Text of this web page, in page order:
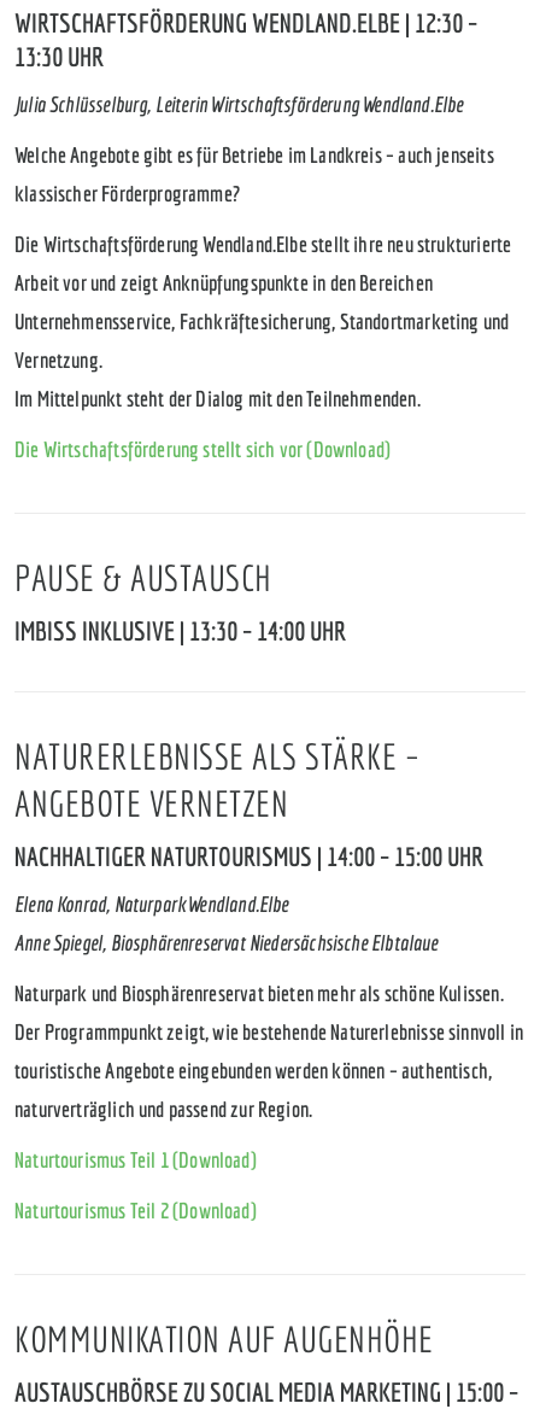
WIRTSCHAFTSFÖRDERUNG WENDLAND.ELBE | 12:30 –
13:30 UHR
Julia Schlüsselburg, Leiterin Wirtschaftsförderung Wendland.Elbe
Welche Angebote gibt es für Betriebe im Landkreis – auch jenseits
klassischer Förderprogramme?
Die Wirtschaftsförderung Wendland.Elbe stellt ihre neu strukturierte
Arbeit vor und zeigt Anknüpfungspunkte in den Bereichen
Unternehmensservice, Fachkräftesicherung, Standortmarketing und
Vernetzung.
Im Mittelpunkt steht der Dialog mit den Teilnehmenden.
Die Wirtschaftsförderung stellt sich vor (Download)
PAUSE & AUSTAUSCH
IMBISS INKLUSIVE | 13:30 – 14:00 UHR
NATURERLEBNISSE ALS STÄRKE –
ANGEBOTE VERNETZEN
NACHHALTIGER NATURTOURISMUS | 14:00 – 15:00 UHR
Elena Konrad, Naturpark Wendland.Elbe
Anne Spiegel, Biosphärenreservat Niedersächsische Elbtalaue
Naturpark und Biosphärenreservat bieten mehr als schöne Kulissen.
Der Programmpunkt zeigt, wie bestehende Naturerlebnisse sinnvoll in
touristische Angebote eingebunden werden können – authentisch,
naturverträglich und passend zur Region.
Naturtourismus Teil 1 (Download)
Naturtourismus Teil 2 (Download)
KOMMUNIKATION AUF AUGENHÖHE
AUSTAUSCHBÖRSE ZU SOCIAL MEDIA MARKETING | 15:00 –